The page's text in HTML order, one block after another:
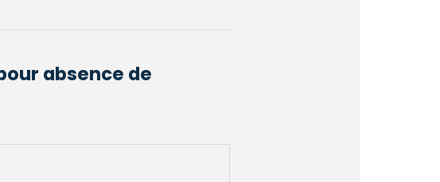
absence de